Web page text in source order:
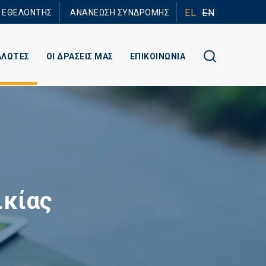
ΕΘΕΛΟΝΤΗΣ ΑΝΑΝΕΩΣΗ ΣΥΝΔΡΟΜΗΣ EL EN
ΟΙ ΔΡΑΣΕΙΣ ΜΑΣ ΕΠΙΚΟΙΝΩΝΙΑ